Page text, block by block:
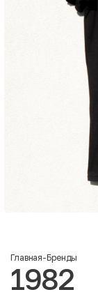
Главная-Бренды
1982